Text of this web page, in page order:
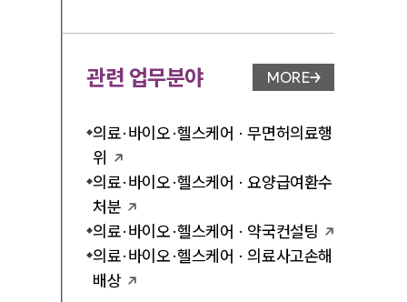
관련 업무분야 업무분야 페이지 이
MORE
의료·바이오·헬스케어 · 무면허의료행
위
의료·바이오·헬스케어 · 요양급여환수
처분
의료·바이오·헬스케어 · 약국컨설팅
의료·바이오·헬스케어 · 의료사고손해
배상